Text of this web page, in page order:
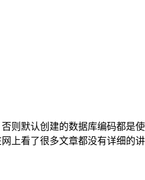
默认创建的数据库编码都是
上看了很多文章都没有详细